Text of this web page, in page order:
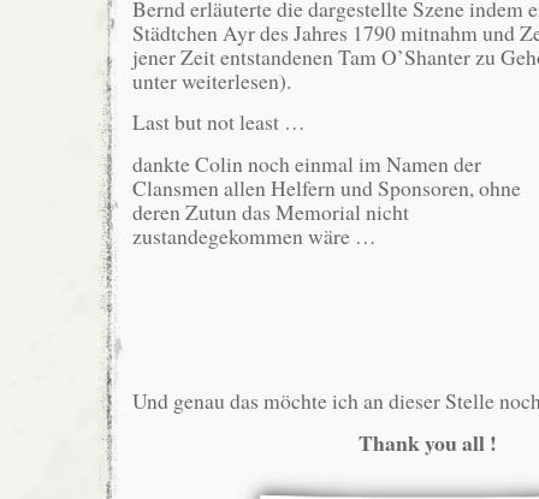
Bernd erläuterte die dargestellte Szene indem
Städtchen Ayr des Jahres 1790 mitnahm und
jener Zeit entstandenen Tam O’Shanter zu
unter weiterlesen).
Last but not least …
dankte Colin noch einmal im Namen der
Clansmen allen Helfern und Sponsoren, ohne
deren Zutun das Memorial nicht
zustandegekommen wäre …
Und genau das möchte ich an dieser Stelle
Thank you all !